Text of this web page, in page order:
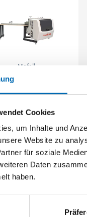
Cookies
um Inhalte und
Website zu
für soziale
Daten
haben.
Mafell
ZAF 250 Vario